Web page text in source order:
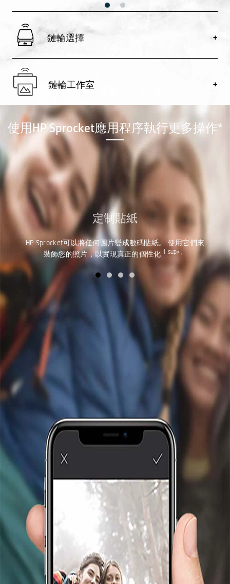
獨家貼紙和框架
精選藝術家的獨家設計師貼紙和鏡框
放大30％的照片2
非常適合諸如日記本和照片牆之類的創意追求。
鏡框規格4 x 6英寸照片
即時打印可長達1001,4年的高質量，彩色，光澤，防褪色
毫不費力的創造力
快速為您的所有照片項目創建漂亮的拼貼，照片卡和相
冊。 根據需要打印任意數量的1
鏈輪選擇
鏈輪工作室
使用HP Sprocket應用程序執行更多操作*
定制貼紙
HP Sprocket可以將任何圖片變成數碼貼紙。 使用它們來
裝飾您的照片，以實現真正的個性化 1 sup>。